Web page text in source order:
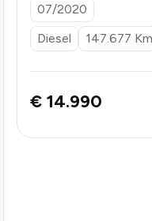
07/2020
Diesel
147.677 Km
€ 14.990